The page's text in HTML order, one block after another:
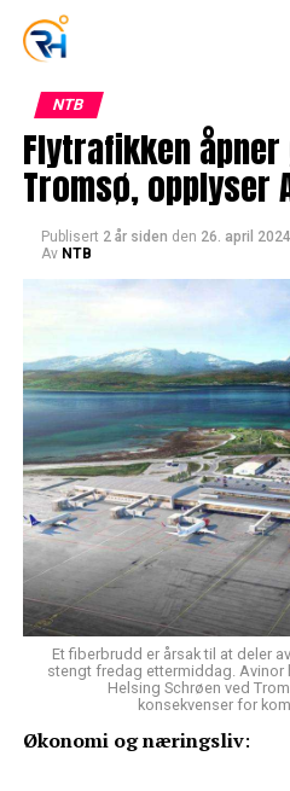
NTB
Flytrafikken
Tromsø, opplyser
Publisert 2 år siden den 26. april 2024
Av NTB
Et fiberbrudd er årsak til at deler
stengt fredag ettermiddag. Avinor
Helsing Schrøen ved
konsekvenser for
Økonomi og næringsliv: